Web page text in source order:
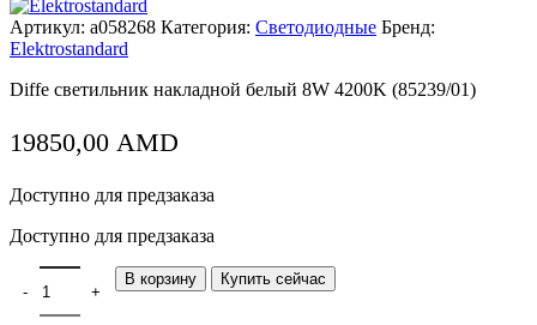
Артикул: a058268 Категория: Светодиодные Бренд:
Elektrostandard
Diffe светильник накладной белый 8W 4200K (85239/01)
19850,00 AMD
Доступно для предзаказа
Доступно для предзаказа
Количество товара Diffe белый 8W 4200K (85239/01)
В корзину Купить сейчас